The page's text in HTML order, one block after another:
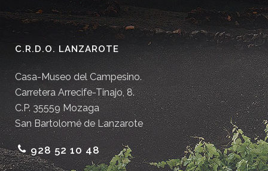
C.R.D.O. LANZAROTE
Casa-Museo del Campesino.
Carretera Arrecife-Tinajo, 8.
C.P. 35559 Mozaga
San Bartolomé de Lanzarote
928 52 10 48